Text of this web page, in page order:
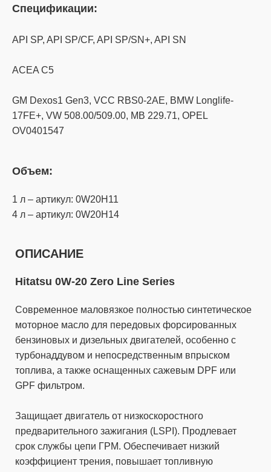
Спецификации:
API SP, API SP/CF, API SP/SN+, API SN
ACEA C5
GM Dexos1 Gen3, VCC RBS0-2AE, BMW Longlife-
17FE+, VW 508.00/509.00, MB 229.71, OPEL
OV0401547
Объем:
1 л – артикул: 0W20H11
4 л – артикул: 0W20H14
ОПИСАНИЕ
Hitatsu 0W-20 Zero Line Series
Современное маловязкое полностью синтетическое
моторное масло для передовых форсированных
бензиновых и дизельных двигателей, особенно с
турбонаддувом и непосредственным впрыском
топлива, а также оснащенных сажевым DPF или
GPF фильтром.
Защищает двигатель от низкоскоростного
предварительного зажигания (LSPI). Продлевает
срок службы цепи ГРМ. Обеспечивает низкий
коэффициент трения, повышает топливную